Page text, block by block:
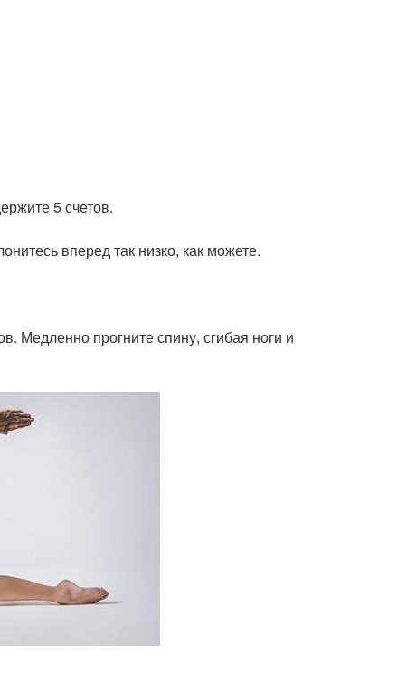
5 счетов.
вперед так низко, как можете.
Медленно прогните спину, сгибая ноги и